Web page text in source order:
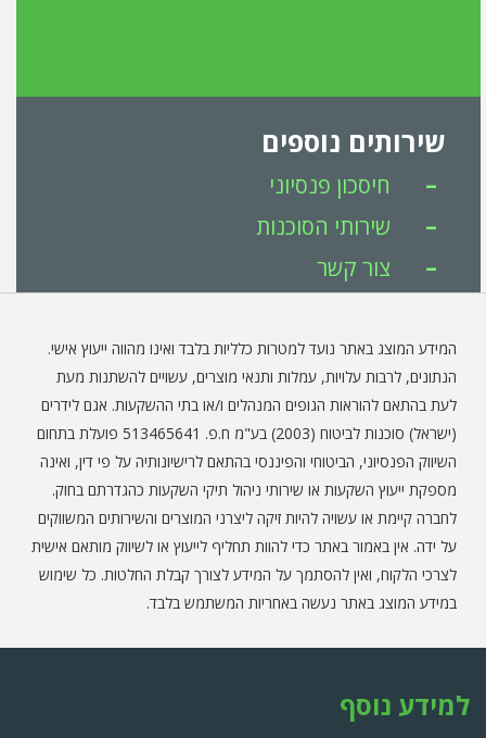
שירותים נוספים
חיסכון פנסיוני
שירותי הסוכנות
צור קשר
המידע המוצג באתר נועד למטרות כלליות בלבד ואינו מהווה ייעוץ אישי.
הנתונים, לרבות עלויות, עמלות ותנאי מוצרים, עשויים להשתנות מעת
לעת בהתאם להוראות הגופים המנהלים ו/או בתי ההשקעות. אגם לידרים
(ישראל) סוכנות לביטוח (2003) בע"מ ח.פ. 513465641 פועלת בתחום
השיווק הפנסיוני, הביטוחי והפיננסי בהתאם לרישיונותיה על פי דין, ואינה
מספקת ייעוץ השקעות או שירותי ניהול תיקי השקעות כהגדרתם בחוק.
לחברה קיימת או עשויה להיות זיקה ליצרני המוצרים והשירותים המשווקים
על ידה. אין באמור באתר כדי להוות תחליף לייעוץ או לשיווק מותאם אישית
לצרכי הלקוח, ואין להסתמך על המידע לצורך קבלת החלטות. כל שימוש
במידע המוצג באתר נעשה באחריות המשתמש בלבד.
למידע נוסף